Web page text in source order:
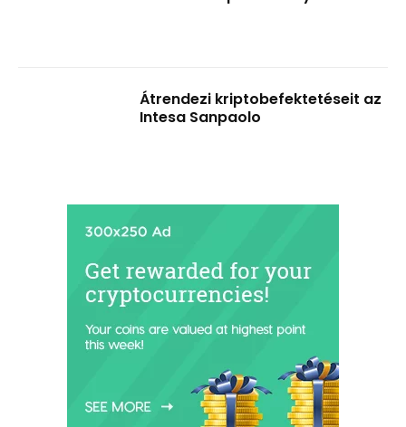
Átrendezi kriptobefektetéseit az
Intesa Sanpaolo